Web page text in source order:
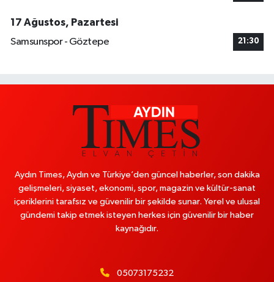
17 Ağustos, Pazartesi
Samsunspor - Göztepe
21:30
Aydın Times, Aydın ve Türkiye’den güncel haberler, son dakika
gelişmeleri, siyaset, ekonomi, spor, magazin ve kültür-sanat
içeriklerini tarafsız ve güvenilir bir şekilde sunar. Yerel ve ulusal
gündemi takip etmek isteyen herkes için güvenilir bir haber
kaynağıdır.
05073175232